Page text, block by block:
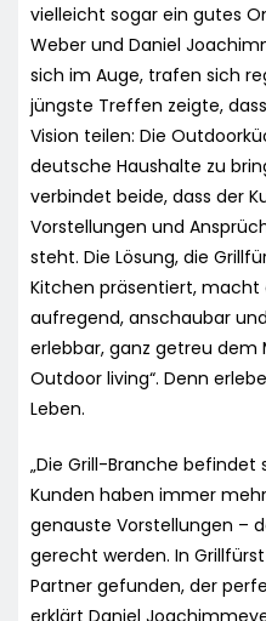
vielleicht sogar ein gutes
Weber und Daniel
sich im Auge, trafen sich
jüngste Treffen zeigte,
Vision teilen: Die
deutsche Haushalte zu
verbindet beide, dass der
Vorstellungen und
steht. Die Lösung, die
Kitchen präsentiert, macht
aufregend, anschaubar
erlebbar, ganz getreu dem
Outdoor living“. Denn
Leben.
„Die Grill-Branche befindet
Kunden haben immer
genauste Vorstellungen –
gerecht werden. In
Partner gefunden, der
erklärt Daniel